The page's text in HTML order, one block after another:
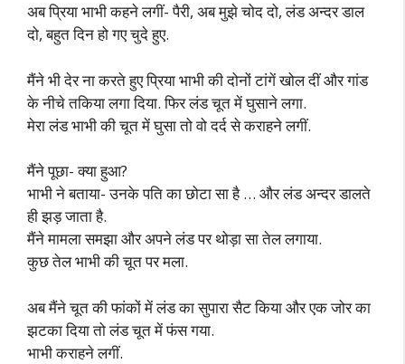
अब प्रिया भाभी कहने लगीं- पैरी, अब मुझे चोद दो, लंड अन्दर डाल
दो, बहुत दिन हो गए चुदे हुए.
मैंने भी देर ना करते हुए प्रिया भाभी की दोनों टांगें खोल दीं और गांड
के नीचे तकिया लगा दिया. फिर लंड चूत में घुसाने लगा.
मेरा लंड भाभी की चूत में घुसा तो वो दर्द से कराहने लगीं.
मैंने पूछा- क्या हुआ?
भाभी ने बताया- उनके पति का छोटा सा है … और लंड अन्दर डालते
ही झड़ जाता है.
मैंने मामला समझा और अपने लंड पर थोड़ा सा तेल लगाया.
कुछ तेल भाभी की चूत पर मला.
अब मैंने चूत की फांकों में लंड का सुपारा सैट किया और एक जोर का
झटका दिया तो लंड चूत में फंस गया.
भाभी कराहने लगीं.